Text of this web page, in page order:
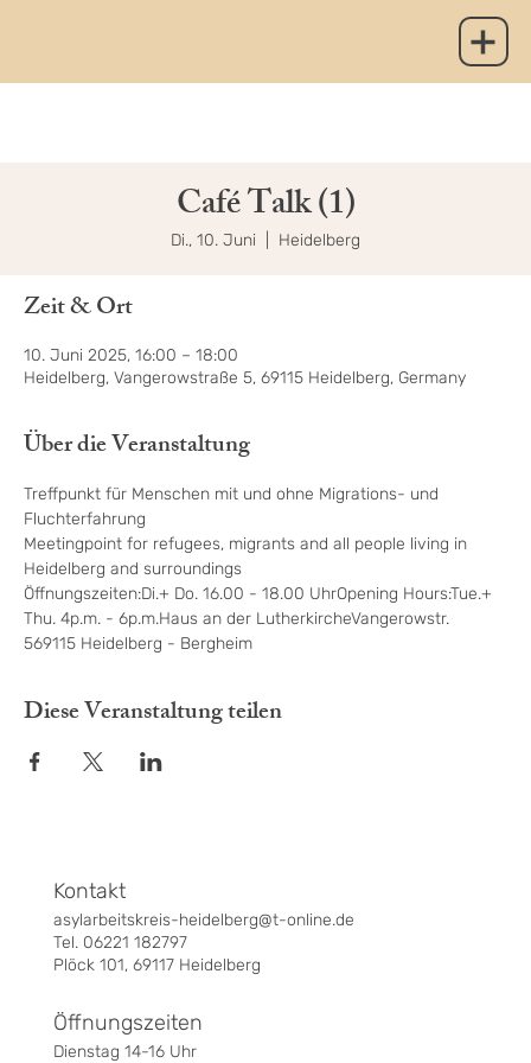
Café Talk (1)
Di., 10. Juni Heidelberg
Zeit & Ort
10. Juni 2025, 16:00 – 18:00
Heidelberg, Vangerowstraße 5, 69115 Heidelberg, Germany
Über die Veranstaltung
Treffpunkt für Menschen mit und ohne Migrations- und
Fluchterfahrung
Meetingpoint for refugees, migrants and all people living in
Heidelberg and surroundings
Öffnungszeiten:Di.+ Do. 16.00 - 18.00 UhrOpening Hours:Tue.+
Thu. 4p.m. - 6p.m.Haus an der LutherkircheVangerowstr.
569115 Heidelberg - Bergheim
Diese Veranstaltung teilen
asylarbeitskreis-heidelberg@t-online.de
Tel. 06221 182797
Plöck 101, 69117 Heidelberg
Kontakt
Dienstag 14-16 Uhr
Öffnungszeiten